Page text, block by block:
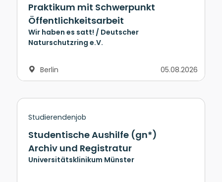
Praktikum mit Schwerpunkt
Öffentlichkeitsarbeit
Wir haben es satt! / Deutscher
Naturschutzring e.V.
Berlin 05.08.2026
Studierendenjob
Studentische Aushilfe (gn*)
Archiv und Registratur
Universitätsklinikum Münster